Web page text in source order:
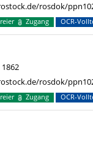
rosdok/
Zugang OCR-
rosdok/
Zugang OCR-